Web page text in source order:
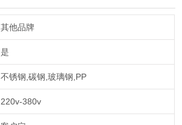
其他品牌
是
不锈钢,碳钢,玻璃钢,PP
220v-380v